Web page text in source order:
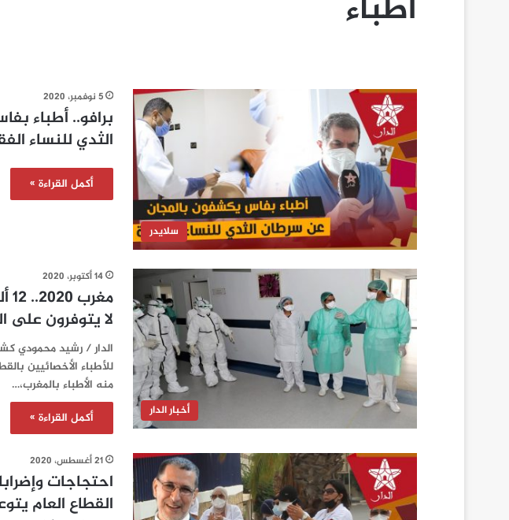
أطباء
سلايدر
5 نوفمبر، 2020
برافو.. أطباء
الثدي للنساء
أكمل القراءة »
أخبار الدار
14 أكتوبر، 2020
لا يتوفرون على
الدار / رشيد محمودي
للأطباء الأخصائيين
منه الأطباء بالمغرب،…
أكمل القراءة »
21 أغسطس، 2020
احتجاجات
القطاع العام